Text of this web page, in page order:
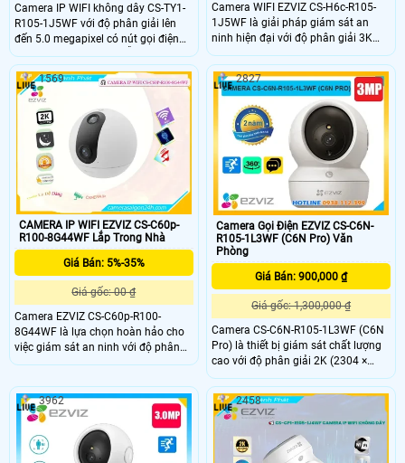
Camera IP WIFI không dây CS-TY1-
R105-1J5WF với độ phân giải lên
đến 5.0 megapixel có nút gọi điện
thoại chỉ cần 1 chạm dễ dàng giám
sát trên điện thoại hồng ngoại tầm
nhìn xa 10m. Camera được thiết kế
mỹ thuật cao và bắt mắt, camera có
khả năng xoay 360 độ tích họp mic
và loa đàm thoại 2 chiều, phát hiện
và theo dõi chuyển động thông
minh camera cho hình ảnh sắc nét
giá rẻ.
Camera WIFI EZVIZ CS-H6c-R105-
1J5WF là giải pháp giám sát an
ninh hiện đại với độ phân giải 3K
sắc nét, ống kính 4mm @ F1. 6 cho
góc nhìn rộng 104°. Camera được
trang bị công nghệ phát hiện
chuyển động, hình dạng con người,
âm thanh bất thường và chế độ
tuần tra. Hỗ trợ nén video H
CAMERA IP WIFI EZVIZ CS-C60p-
R100-8G44WF Lắp Trong Nhà
Giá Bán: 5%-35%
Giá gốc: 00 ₫
Camera EZVIZ CS-C60p-R100-
8G44WF là lựa chọn hoàn hảo cho
việc giám sát an ninh với độ phân
giải 2K+ sắc nét và góc nhìn rộng
công nghệ AI thông minh giúp phát
hiện và theo dõi chuyển động, cùng
khả năng đàm thoại hai chiều tiện
lợi. Với tầm nhìn ban đêm lên đến
10m và khả năng kết nối Wi-Fi băng
1569
Camera Gọi Điện EZVIZ CS-C6N-
R105-1L3WF (C6N Pro) Văn
Phòng
Giá Bán: 900,000 ₫
Giá gốc: 1,300,000 ₫
Camera CS-C6N-R105-1L3WF (C6N
Pro) là thiết bị giám sát chất lượng
cao với độ phân giải 2K (2304 ×
1296) mang lại hình ảnh sắc nét và
chi tiết Camera có khả năng quay
xoay 360 độ đàm thoại 2 chiều tích
hợp nút gọi điện cảm ứng tiện lợi
giúp bạn dễ dàng tương tác từ xa
2827
3962 2458